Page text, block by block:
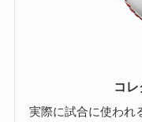
コ
実際に試合に使われ